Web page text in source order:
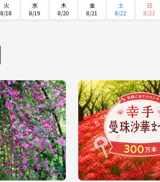
火
8/18
水
8/19
木
8/20
金
8/21
土
8/22
日
8/23